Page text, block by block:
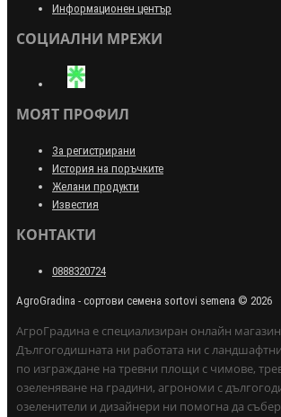
Информационен център
СОЦИАЛНИ МРЕЖИ
МОЯТ ПРОФИЛ
За регистрирани
История на поръчките
Желани продукти
Известия
КОНТАКТИ
0888320724
AgroGradina - сортови семена sortovi semena © 2026
АгроГрадина е специализиран онлайн
Дългогодишната ни работата ни с
по изграждане на тревни площи с чимове,
озеленяване на градини, агрономи с
озеленители и дизайнери ни помогна да